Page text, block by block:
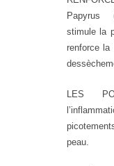
Papyrus
stimule la
renforce la
LES
peau.